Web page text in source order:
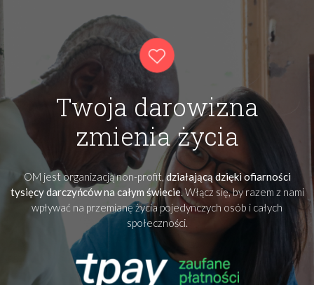
Twoja darowizna
zmienia życia
OM jest organizacją non-profit,działającą dzięki ofiarności
tysięcy darczyńców na całym świecie. Włącz się, by razem z nami
wpływać na przemianę życia pojedynczych osób i całych
społeczności.